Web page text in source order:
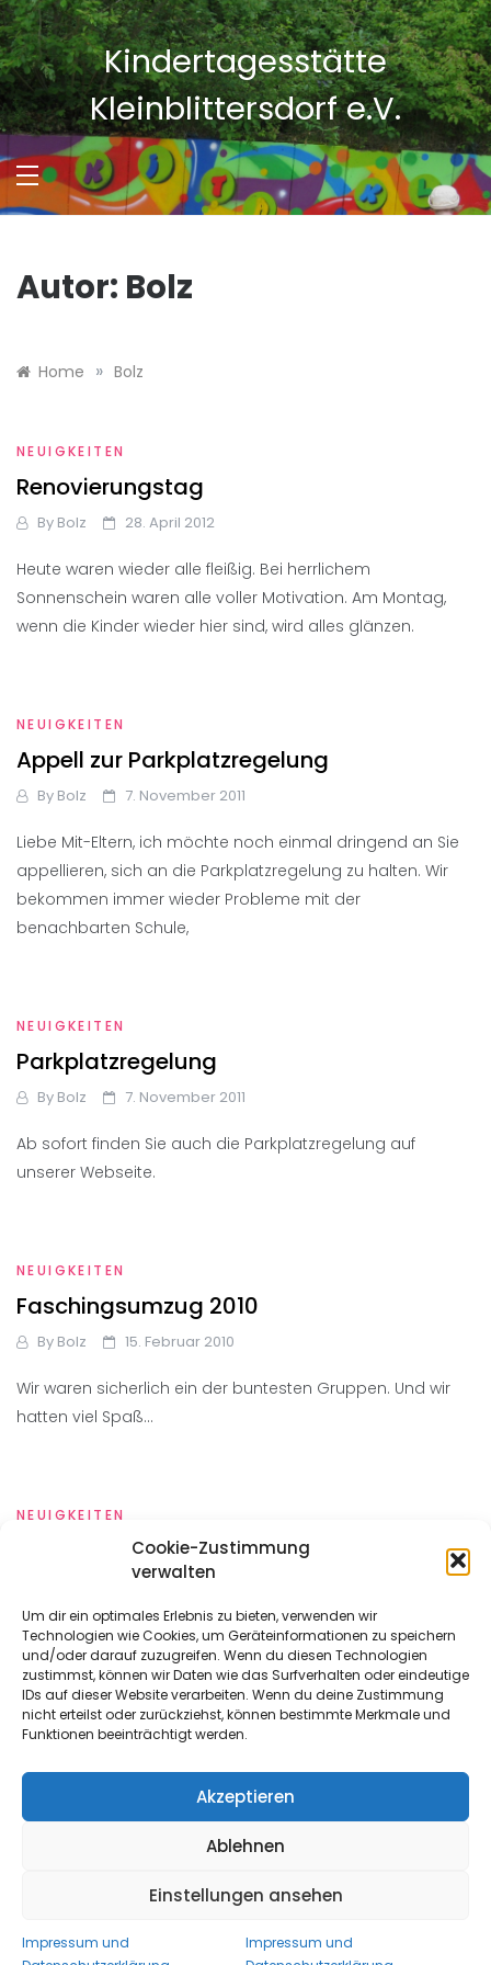
Cookie-Zustimmung
verwalten
Um dir ein optimales Erlebnis zu bieten, verwenden wir
Technologien wie Cookies, um Geräteinformationen zu speichern
und/oder darauf zuzugreifen. Wenn du diesen Technologien
zustimmst, können wir Daten wie das Surfverhalten oder eindeutige
IDs auf dieser Website verarbeiten. Wenn du deine Zustimmung
nicht erteilst oder zurückziehst, können bestimmte Merkmale und
Funktionen beeinträchtigt werden.
Akzeptieren
Ablehnen
Einstellungen ansehen
Impressum und
Impressum und
Skip
to
content
Kindertagesstätte
Kleinblittersdorf e.V.
Autor: Bolz
Home » Bolz
NEUIGKEITEN
Renovierungstag
By Bolz 28. April 2012
Heute waren wieder alle fleißig. Bei herrlichem
Sonnenschein waren alle voller Motivation. Am Montag,
wenn die Kinder wieder hier sind, wird alles glänzen.
NEUIGKEITEN
Appell zur Parkplatzregelung
By Bolz 7. November 2011
Liebe Mit-Eltern, ich möchte noch einmal dringend an Sie
appellieren, sich an die Parkplatzregelung zu halten. Wir
bekommen immer wieder Probleme mit der
benachbarten Schule,
NEUIGKEITEN
Parkplatzregelung
By Bolz 7. November 2011
Ab sofort finden Sie auch die Parkplatzregelung auf
unserer Webseite.
NEUIGKEITEN
Faschingsumzug 2010
By Bolz 15. Februar 2010
Wir waren sicherlich ein der buntesten Gruppen. Und wir
hatten viel Spaß…
NEUIGKEITEN
Adventsfeier mit prominenter Beteiligung
„Das ist doch die Birgit!“ Die Kleinen lassen sich da nicht
täuschen. Gut, dass ich das jetzt auch weiß. Die
abgebildete Person hat uns gegen
VIEW MORE
WordPress
Theme: Urbane byTemplate Sell